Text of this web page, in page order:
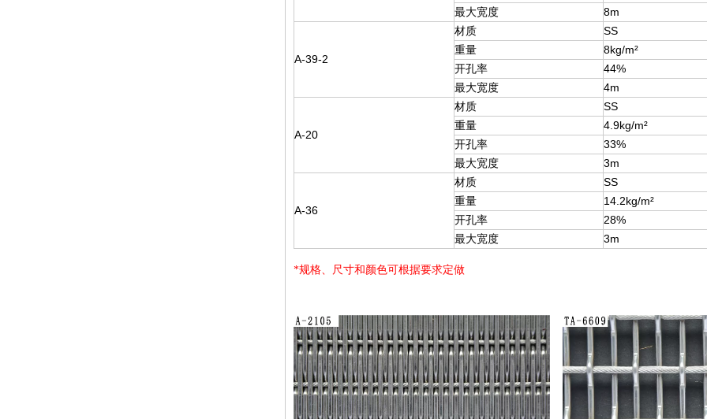
最大宽度
8m
A-39-2
材质
SS
重量
8kg/m²
开孔率
44%
最大宽度
4m
A-20
材质
SS
重量
4.9kg/m²
开孔率
33%
最大宽度
3m
A-36
材质
SS
重量
14.2kg/m²
开孔率
28%
最大宽度
3m
*规格、尺寸和颜色可根据要求定做